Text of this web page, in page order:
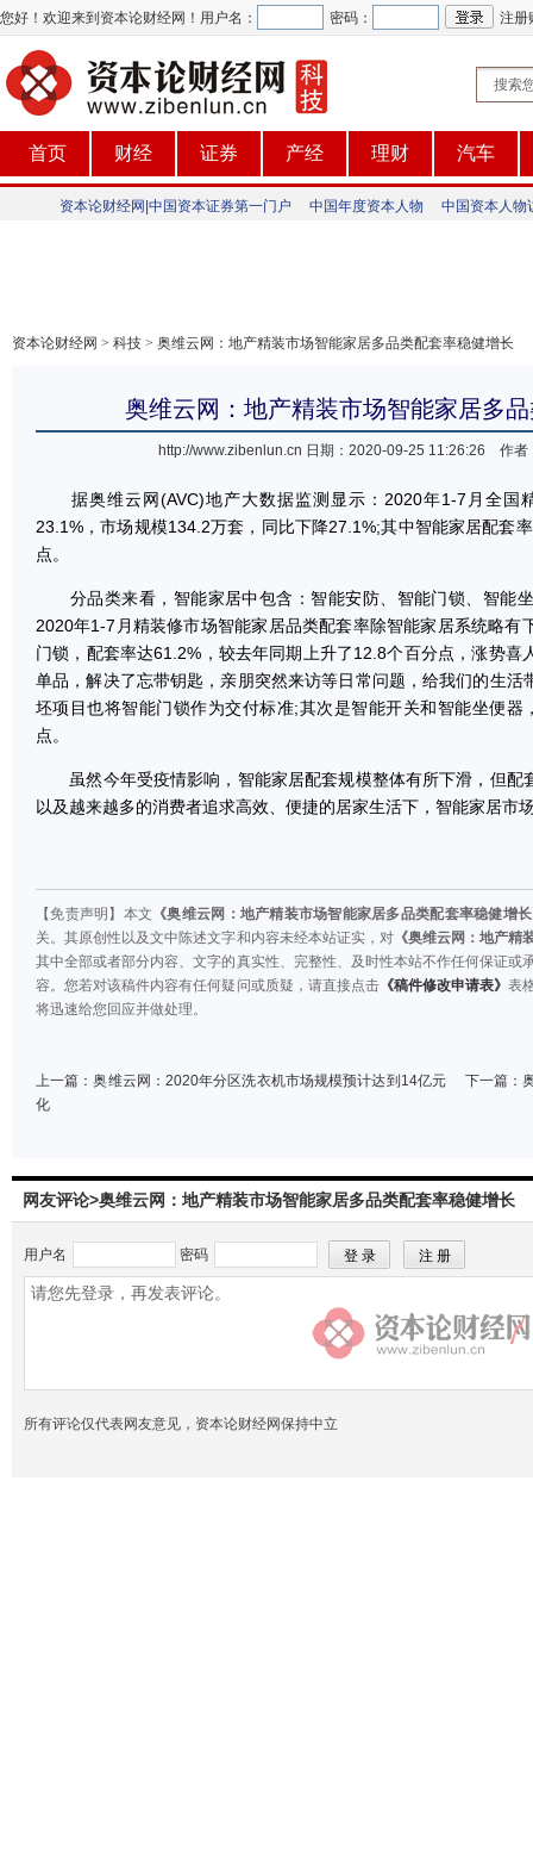
您好！欢迎来到资本论财经网！ 用户名： 密码： 注册
首页 财经 证券 产经 理财 汽车
资本论财经网|中国资本证券第一门户 中国年度资本人物 中国资本人物
资本论财经网 > 科技 > 奥维云网：地产精装市场智能家居多品类配套率稳健增长
奥维云网：地产精装市场智能家居多
http://www.zibenlun.cn 日期：2020-09-25 11:26:26 作
据奥维云网(AVC)地产大数据监测显示：2020年1-7月全国
23.1%，市场规模134.2万套，同比下降27.1%;其中智能家居配套
点。
分品类来看，智能家居中包含：智能安防、智能门锁、智能
2020年1-7月精装修市场智能家居品类配套率除智能家居系统略有
门锁，配套率达61.2%，较去年同期上升了12.8个百分点，涨势喜
单品，解决了忘带钥匙，亲朋突然来访等日常问题，给我们的生活
坯项目也将智能门锁作为交付标准;其次是智能开关和智能坐便
点。
虽然今年受疫情影响，智能家居配套规模整体有所下滑，但配
以及越来越多的消费者追求高效、便捷的居家生活下，智能家居市
【免责声明】本文 《奥维云网：地产精装市场智能家居多品类配套率稳健增
关。其原创性以及文中陈述文字和内容未经本站证实，对《奥维云网：地产精
其中全部或者部分内容、文字的真实性、完整性、及时性本站不作任何保证或
容。您若对该稿件内容有任何疑问或质疑，请直接点击《稿件修改申请表》表
将迅速给您回应并做处理。
上一篇：奥维云网：2020年分区洗衣机市场规模预计达到14亿元 下一篇：
化
网友评论>奥维云网：地产精装市场智能家居多品类配套率稳健增长
用户名 密码
所有评论仅代表网友意见，资本论财经网保持中立